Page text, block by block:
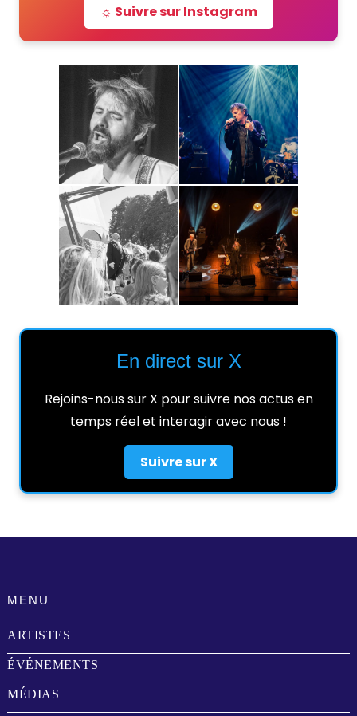
☼ Suivre sur Instagram
En direct sur X
Rejoins-nous sur X pour suivre nos actus en
temps réel et interagir avec nous !
Suivre sur X
MENU
ARTISTES
ÉVÉNEMENTS
MÉDIAS